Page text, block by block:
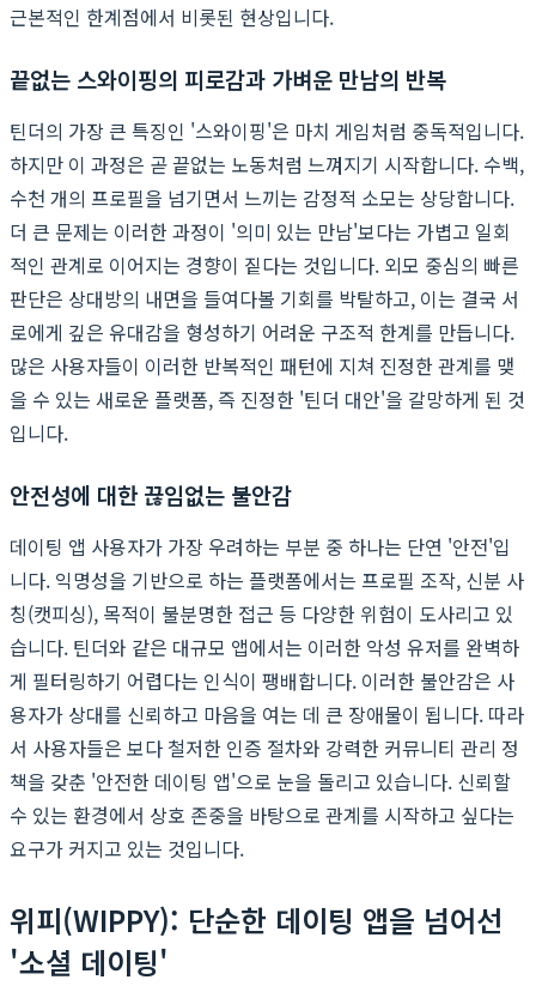
근본적인 한계점에서 비롯된 현상입니다.
끝없는 스와이핑의 피로감과 가벼운 만남의 반복
틴더의 가장 큰 특징인 '스와이핑'은 마치 게임처럼 중독적입니다.
하지만 이 과정은 곧 끝없는 노동처럼 느껴지기 시작합니다. 수백,
수천 개의 프로필을 넘기면서 느끼는 감정적 소모는 상당합니다.
더 큰 문제는 이러한 과정이 '의미 있는 만남'보다는 가볍고 일회
적인 관계로 이어지는 경향이 짙다는 것입니다. 외모 중심의 빠른
판단은 상대방의 내면을 들여다볼 기회를 박탈하고, 이는 결국 서
로에게 깊은 유대감을 형성하기 어려운 구조적 한계를 만듭니다.
많은 사용자들이 이러한 반복적인 패턴에 지쳐 진정한 관계를 맺
을 수 있는 새로운 플랫폼, 즉 진정한 '틴더 대안'을 갈망하게 된 것
입니다.
안전성에 대한 끊임없는 불안감
데이팅 앱 사용자가 가장 우려하는 부분 중 하나는 단연 '안전'입
니다. 익명성을 기반으로 하는 플랫폼에서는 프로필 조작, 신분 사
칭(캣피싱), 목적이 불분명한 접근 등 다양한 위험이 도사리고 있
습니다. 틴더와 같은 대규모 앱에서는 이러한 악성 유저를 완벽하
게 필터링하기 어렵다는 인식이 팽배합니다. 이러한 불안감은 사
용자가 상대를 신뢰하고 마음을 여는 데 큰 장애물이 됩니다. 따라
서 사용자들은 보다 철저한 인증 절차와 강력한 커뮤니티 관리 정
책을 갖춘 '안전한 데이팅 앱'으로 눈을 돌리고 있습니다. 신뢰할
수 있는 환경에서 상호 존중을 바탕으로 관계를 시작하고 싶다는
요구가 커지고 있는 것입니다.
위피(WIPPY): 단순한 데이팅 앱을 넘어선
'소셜 데이팅'